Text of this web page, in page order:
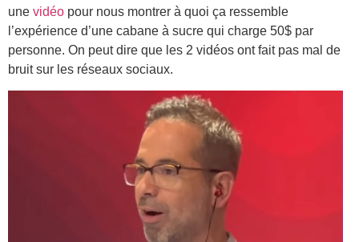
une vidéo pour nous montrer à quoi ça ressemble
l’expérience d’une cabane à sucre qui charge 50$ par
personne. On peut dire que les 2 vidéos ont fait pas mal de
bruit sur les réseaux sociaux.